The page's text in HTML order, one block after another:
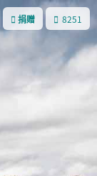
捐赠 8251